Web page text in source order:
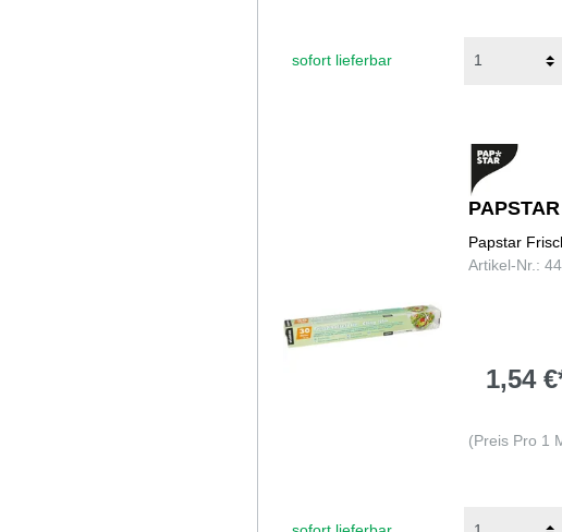
sofort lieferbar
Papstar
Artikel-Nr.:
1,54
(Preis Pro 1